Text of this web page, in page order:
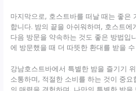
마지막으로, 호스트바를 떠날 때는 좋은
합니다. 밤의 끝을 아쉬워하며, 호스트에
다음 방문을 약속하는 것도 좋은 방법입
에 방문했을 때 더 따뜻한 환대를 받을
강남호스트바에서 특별한 밤을 즐기기
소통하며, 적절한 소비를 하는 것이 중
의 매력을 경험하며, 나만의 특별한 밤